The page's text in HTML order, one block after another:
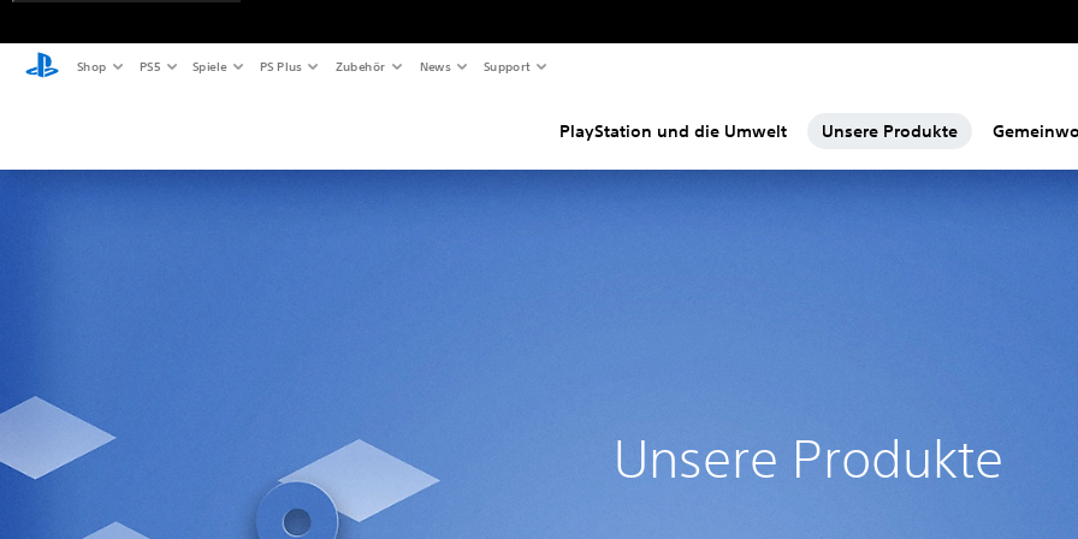
Shop PS5 Spiele PS Plus Zubehör News Support
PlayStation und die Umwelt Unsere Produkte
Unsere Produkte